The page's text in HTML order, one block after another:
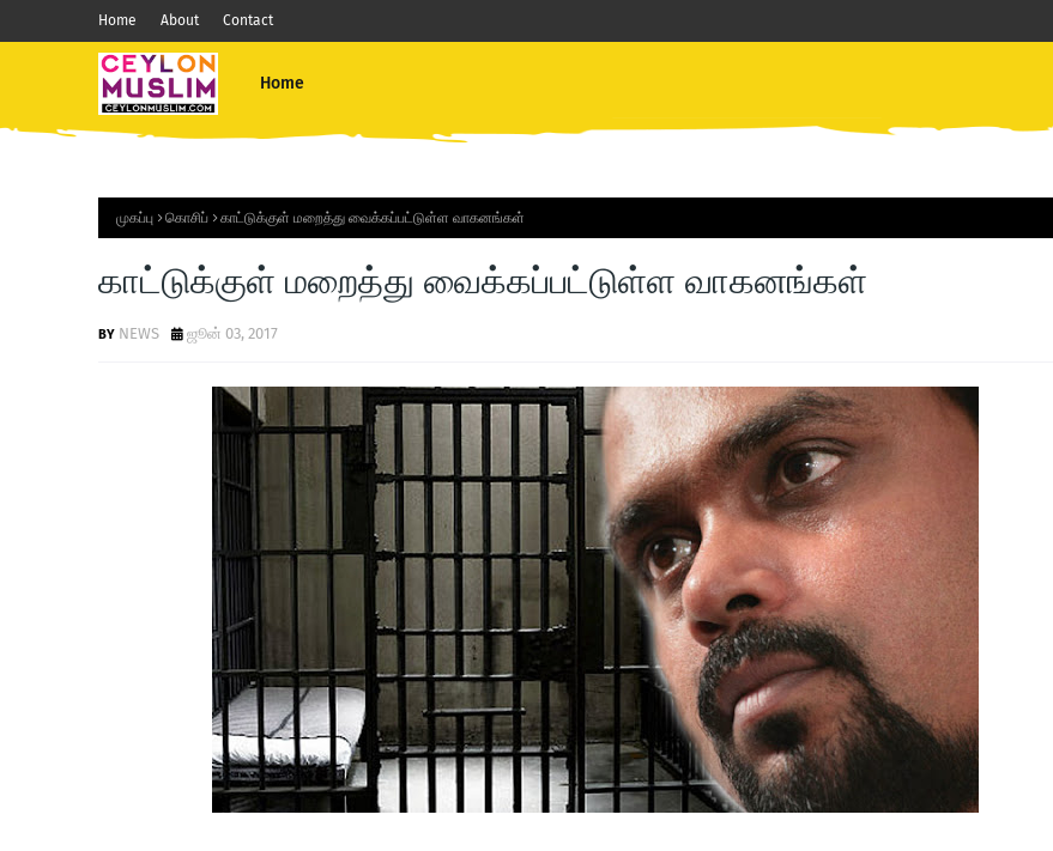
Home About Contact
Home
முகப்பு கொசிப் காட்டுக்குள் மறைத்து வைக்கப்பட்டுள்ள வாகனங்கள்
காட்டுக்குள் மறைத்து வைக்கப்பட்டுள்ள வாகனங்கள்
NEWS ஜூன் 03, 2017